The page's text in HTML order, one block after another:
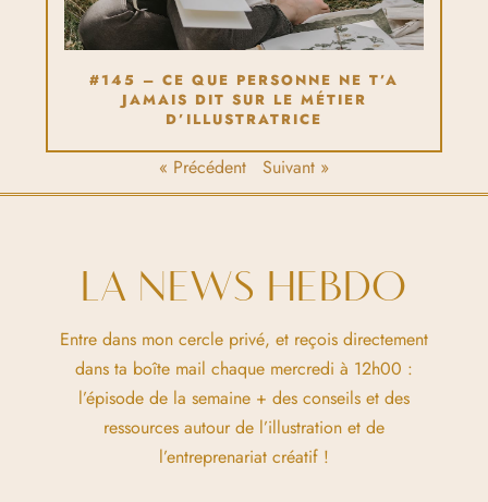
#145 – CE QUE PERSONNE NE T’A
JAMAIS DIT SUR LE MÉTIER
D’ILLUSTRATRICE
« Précédent Suivant »
LA NEWS HEBDO
Entre dans mon cercle privé, et reçois directement
dans ta boîte mail chaque mercredi à 12h00 :
l’épisode de la semaine + des conseils et des
ressources autour de l’illustration et de
l’entreprenariat créatif !